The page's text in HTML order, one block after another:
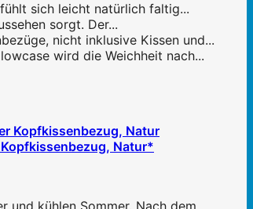
sich leicht natürlich faltig...
sorgt. Der...
nicht inklusive Kissen und...
wird die Weichheit nach...
Natur*